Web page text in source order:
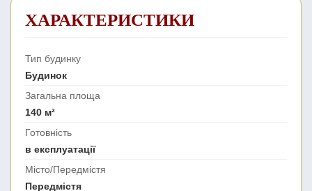
ХАРАКТЕРИСТИКИ
Тип будинку
Будинок
Загальна площа
140 м²
Готовність
в експлуатації
Місто/Передмістя
Передмістя